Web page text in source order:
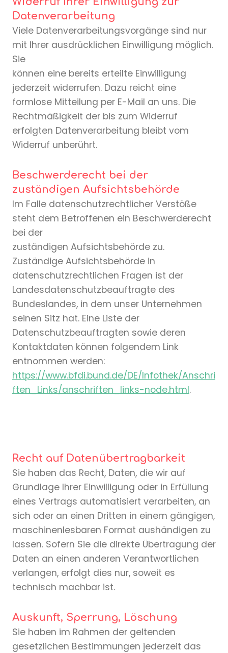
Datenverarbeitung
Viele Datenverarbeitungsvorgänge sind nur
mit Ihrer ausdrücklichen Einwilligung möglich.
Sie
können eine bereits erteilte Einwilligung
jederzeit widerrufen. Dazu reicht eine
formlose Mitteilung per E-Mail an uns. Die
Rechtmäßigkeit der bis zum Widerruf
erfolgten Datenverarbeitung bleibt vom
Widerruf unberührt.
Beschwerderecht bei der
zuständigen Aufsichtsbehörde
Im Falle datenschutzrechtlicher Verstöße
steht dem Betroffenen ein Beschwerderecht
bei der
zuständigen Aufsichtsbehörde zu.
Zuständige Aufsichtsbehörde in
datenschutzrechtlichen Fragen ist der
Landesdatenschutzbeauftragte des
Bundeslandes, in dem unser Unternehmen
seinen Sitz hat. Eine Liste der
Datenschutzbeauftragten sowie deren
Kontaktdaten können folgendem Link
entnommen werden:
https://www.bfdi.bund.de/DE/Infothek/Anschri
ften_Links/anschriften_links-node.html.
Recht auf Datenübertragbarkeit
Sie haben das Recht, Daten, die wir auf
Grundlage Ihrer Einwilligung oder in Erfüllung
eines Vertrags automatisiert verarbeiten, an
sich oder an einen Dritten in einem gängigen,
maschinenlesbaren Format aushändigen zu
lassen. Sofern Sie die direkte Übertragung der
Daten an einen anderen Verantwortlichen
verlangen, erfolgt dies nur, soweit es
technisch machbar ist.
Auskunft, Sperrung, Löschung
Sie haben im Rahmen der geltenden
gesetzlichen Bestimmungen jederzeit das